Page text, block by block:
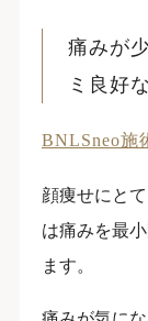
痛みが
ミ良好
BNLSneo施
顔痩せにと
は痛みを最
ます。